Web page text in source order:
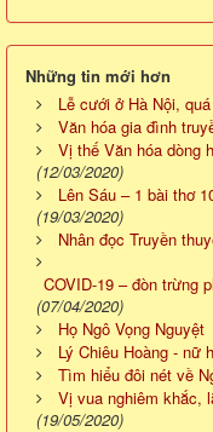
Những tin mới hơn
Lễ cưới ở Hà Nội,
Văn hóa gia đình
Vị thế Văn hóa dòng
(12/03/2020)
Lên Sáu – 1 bài thơ
(19/03/2020)
Nhân đọc Truyền
COVID-19 – đòn trừng
(07/04/2020)
Họ Ngô Vọng
Lý Chiêu Hoàng - nữ
Tìm hiểu đôi nét về
Vị vua nghiêm khắc,
(19/05/2020)